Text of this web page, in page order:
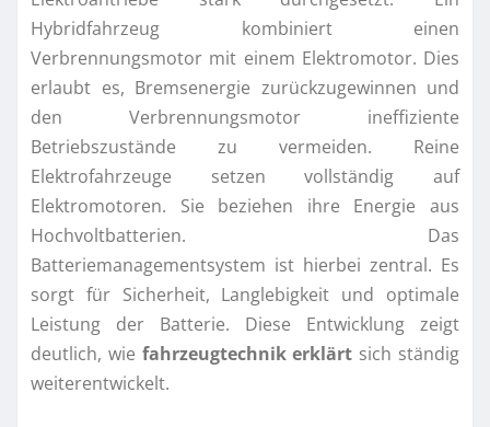
Hybridfahrzeug kombiniert einen
Verbrennungsmotor mit einem Elektromotor. Dies
erlaubt es, Bremsenergie zurückzugewinnen und
den Verbrennungsmotor ineffiziente
Betriebszustände zu vermeiden. Reine
Elektrofahrzeuge setzen vollständig auf
Elektromotoren. Sie beziehen ihre Energie aus
Hochvoltbatterien. Das
Batteriemanagementsystem ist hierbei zentral. Es
sorgt für Sicherheit, Langlebigkeit und optimale
Leistung der Batterie. Diese Entwicklung zeigt
deutlich, wie fahrzeugtechnik erklärt sich ständig
weiterentwickelt.